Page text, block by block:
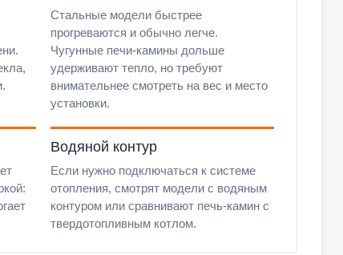
Стальные модели быстрее
прогреваются и обычно легче.
Чугунные печи-камины дольше
удерживают тепло, но требуют
внимательнее смотреть на вес и место
установки.
Водяной контур
Если нужно подключаться к системе
отопления, смотрят модели с водяным
контуром или сравнивают печь-камин с
твердотопливным котлом.